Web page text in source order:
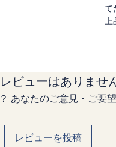
て
上
ビューはありませ
あなたのご意見・ご要
レビューを投稿